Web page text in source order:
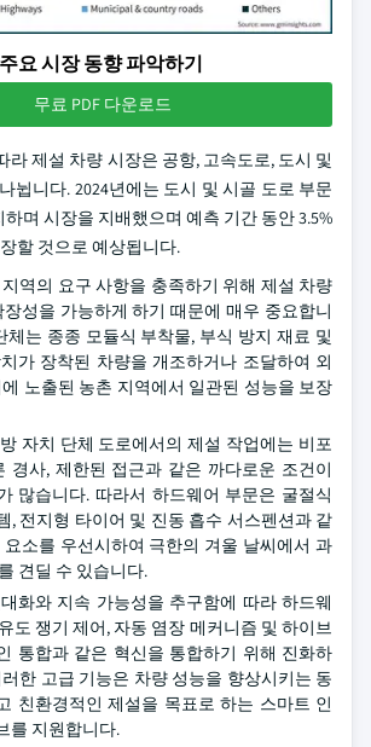
주요 시장 동향 파악하기
무료 PDF 다운로드
라 제설 차량 시장은 공항, 고속도로, 도시 및
뉩니다. 2024년에는 도시 및 시골 도로 부문
하며 시장을 지배했으며 예측 기간 동안 3.5%
할 것으로 예상됩니다.
역의 요구 사항을 충족하기 위해 제설 차량
성을 가능하게 하기 때문에 매우 중요합니
체는 종종 모듈식 부착물, 부식 방지 재료 및
가 장착된 차량을 개조하거나 조달하여 외
노출된 농촌 지역에서 일관된 성능을 보장
자치 단체 도로에서의 제설 작업에는 비포
경사, 제한된 접근과 같은 까다로운 조건이
많습니다. 따라서 하드웨어 부문은 굴절식
, 전지형 타이어 및 진동 흡수 서스펜션과 같
소를 우선시하여 극한의 겨울 날씨에서 과
견딜 수 있습니다.
화와 지속 가능성을 추구함에 따라 하드웨
도 쟁기 제어, 자동 염장 메커니즘 및 하이브
통합과 같은 혁신을 통합하기 위해 진화하
한 고급 기능은 차량 성능을 향상시키는 동
친환경적인 제설을 목표로 하는 스마트 인
를 지원합니다.